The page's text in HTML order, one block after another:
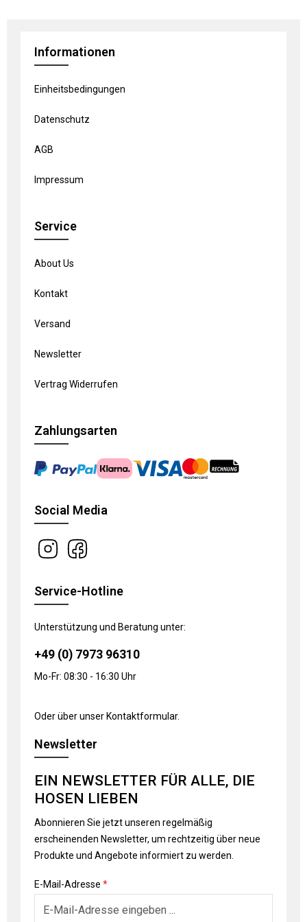
Informationen
Einheitsbedingungen
Datenschutz
AGB
Impressum
Service
About Us
Kontakt
Versand
Newsletter
Vertrag Widerrufen
Zahlungsarten
Social Media
Service-Hotline
Unterstützung und Beratung unter:
+49 (0) 7973 96310
Mo-Fr: 08:30 - 16:30 Uhr
Oder über unser Kontaktformular.
Newsletter
EIN NEWSLETTER FÜR ALLE, DIE
HOSEN LIEBEN
Abonnieren Sie jetzt unseren regelmäßig
erscheinenden Newsletter, um rechtzeitig über neue
Produkte und Angebote informiert zu werden.
E-Mail-Adresse *